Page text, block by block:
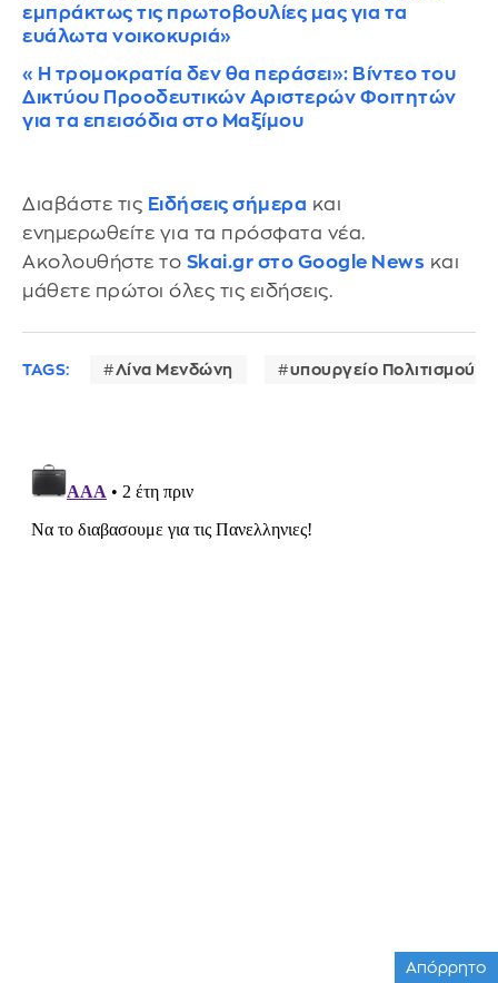
εμπράκτως τις πρωτοβουλίες μας για τα
ευάλωτα νοικοκυριά»
«Η τρομοκρατία δεν θα περάσει»: Βίντεο του
Δικτύου Προοδευτικών Αριστερών Φοιτητών
για τα επεισόδια στο Μαξίμου
Διαβάστε τις Ειδήσεις σήμερα και
ενημερωθείτε για τα πρόσφατα νέα.
Ακολουθήστε το Skai.gr στο Google News και
μάθετε πρώτοι όλες τις ειδήσεις.
TAGS: Λίνα Μενδώνη υπουργείο Πολιτισμού
Απόρρητο